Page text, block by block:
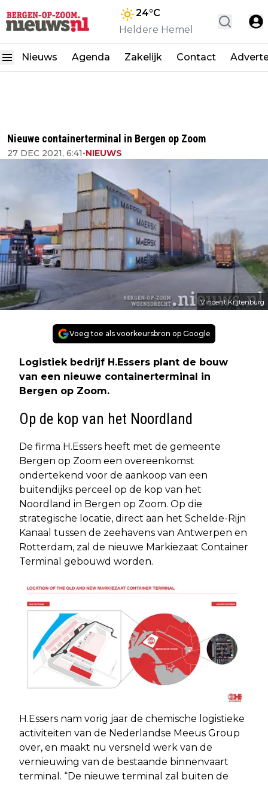
24°C
Heldere Hemel
Nieuws Agenda Zakelijk Contact
Nieuwe containerterminal in Bergen op Zoom
27 DEC 2021, 6:41•NIEUWS
Vincent Krijtenburg
Voeg toe als voorkeursbron op Google
Logistiek bedrijf H.Essers plant de bouw
van een nieuwe containerterminal in
Bergen op Zoom.
Op de kop van het Noordland
De firma H.Essers heeft met de gemeente
Bergen op Zoom een overeenkomst
ondertekend voor de aankoop van een
buitendijks perceel op de kop van het
Noordland in Bergen op Zoom. Op die
strategische locatie, direct aan het Schelde-Rijn
Kanaal tussen de zeehavens van Antwerpen en
Rotterdam, zal de nieuwe Markiezaat Container
Terminal gebouwd worden.
H.Essers nam vorig jaar de chemische logistieke
activiteiten van de Nederlandse Meeus Group
over, en maakt nu versneld werk van de
vernieuwing van de bestaande binnenvaart
terminal. “De nieuwe terminal zal buiten de